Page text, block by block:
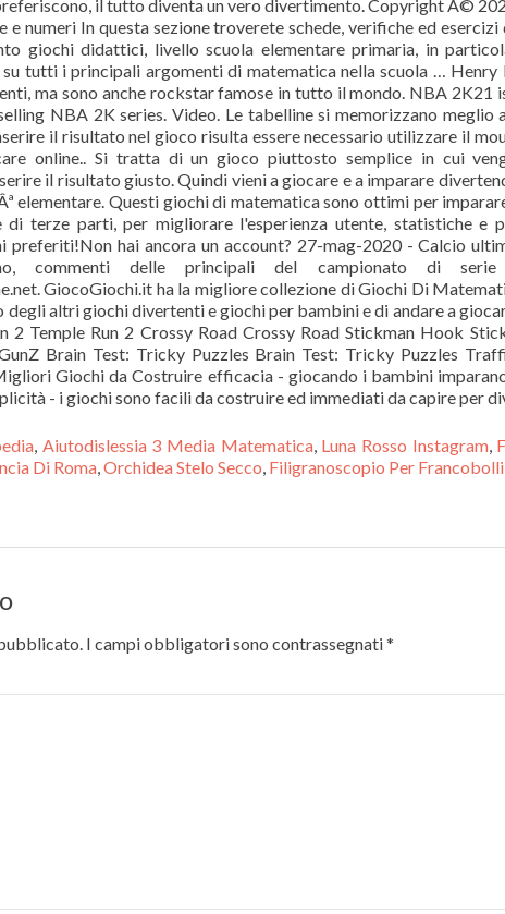
, Aiutodislessia 3 Media Matematica, Luna Rosso Instagram,
Di Roma,Orchidea Stelo Secco, Filigranoscopio Per Francobolli
I campi obbligatori sono contrassegnati*